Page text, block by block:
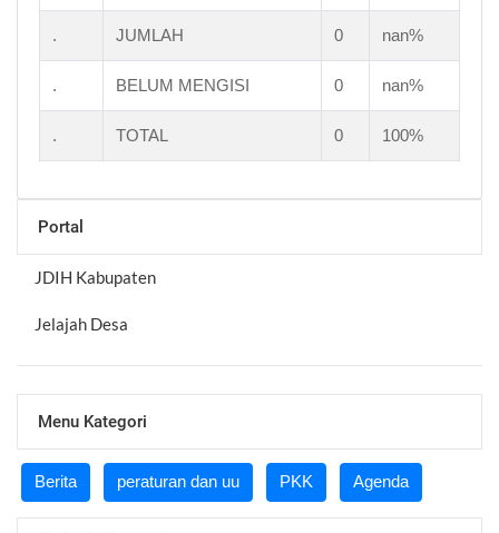
. JUMLAH 0 nan%
. BELUM MENGISI 0 nan%
. TOTAL 0 100%
Portal
JDIH Kabupaten
Jelajah Desa
Menu Kategori
Berita peraturan dan uu PKK Agenda